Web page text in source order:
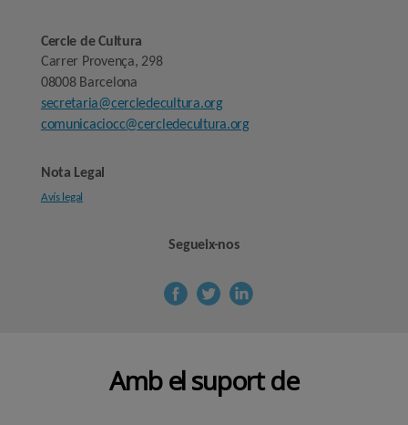
Cercle de Cultura
Carrer Provença, 298
08008 Barcelona
secretaria@cercledecultura.org
comunicaciocc@cercledecultura.org
Nota Legal
Avís legal
Segueix-nos
Amb el suport de